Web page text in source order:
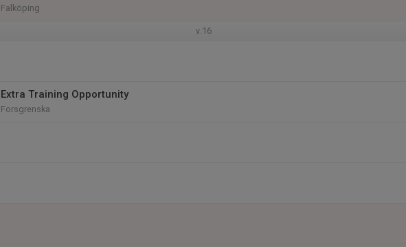
Falköping
v.16
Extra Training Opportunity
Forsgrenska